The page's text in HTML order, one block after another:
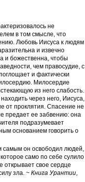
не
в том смысле, что
Любовь Иисуса к людям
и извечно
и божественна, чтобы
чем правосудие, с
и фактически
Милосердие
из него слабость.
через него, Иисуса,
от проклятия. Спасение не
предает ее забвению: она
подразумевает
основанием говорить о
самым он освободил людей,
само по себе сулило
открывает свое сердце
зла. ~ Книга Урантии,